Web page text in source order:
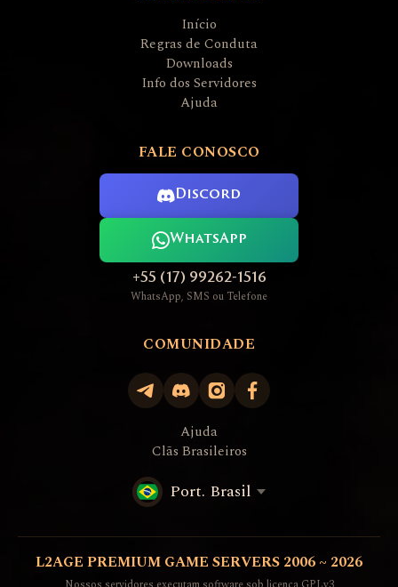
Início
Regras de Conduta
Downloads
Info dos Servidores
Ajuda
FALE CONOSCO
Discord
WhatsApp
+55 (17) 99262-1516
WhatsApp, SMS ou Telefone
COMUNIDADE
Ajuda
Clãs Brasileiros
Port. Brasil
L2AGE PREMIUM GAME SERVERS 2006 ~ 2026